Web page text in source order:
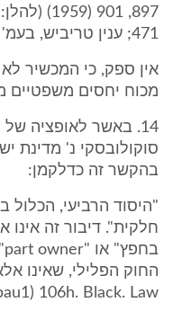
897, 901
471; ענין טריביש, בעמ' 1800)" (ההדגשה אינה במקור).
אין ספק, כי המכשיר
מכוח יחסים משפטיים
בהקשר זה כדלקמן:
חלקית". דיבור זה
החוק הפלילי, שאינו
106h. Black. Law".